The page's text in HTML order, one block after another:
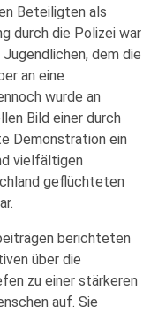
Beteiligten als
durch die Polizei war
dem die
an eine
wurde an
Bild einer durch
Demonstration ein
vielfältigen
geflüchteten
berichteten
über die
zu einer stärkeren
auf. Sie